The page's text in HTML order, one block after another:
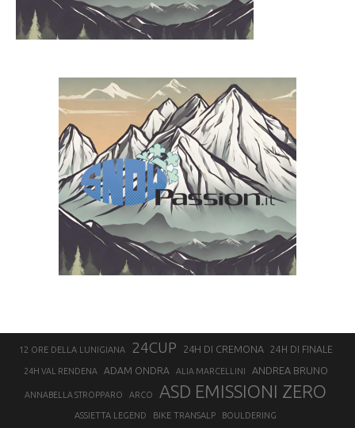
12 ORE DELLA LUNIGIANA 24CUP 24H DI CREMONA 24H DI FINALE
24H VAL RENDENA ADAM ONDRA ALIA MARCELLINI ANDREA BRUNO
ANNABELLA STROPPARO ARCO ASD EMISSIONI ZERO
ASSIETTA LEGEND BIKE TRANSALP BOULDERING